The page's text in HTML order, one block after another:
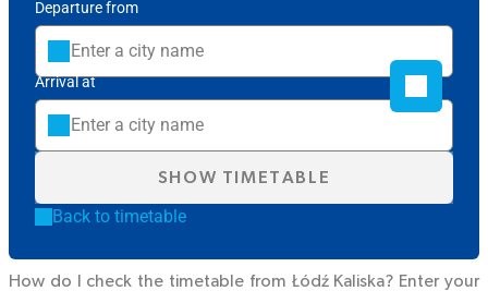
Departure from
Arrival at
SHOW TIMETABLE
Back to timetable
How do I check the timetable from Łódź Kaliska? Enter your